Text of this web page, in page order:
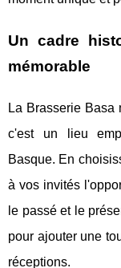
Un cadre
mémorable
La Brasserie Basa
c'est un lieu
Basque. En
à vos invités
le passé et le
pour ajouter une
réceptions.